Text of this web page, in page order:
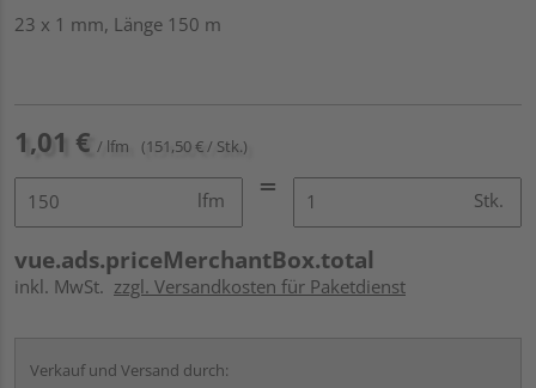
23 x 1 mm, Länge 150 m
1,01 € / lfm (151,50 € / Stk.)
lfm Stk.
vue.ads.priceMerchantBox.total
inkl. MwSt. zzgl. Versandkosten für Paketdienst
Verkauf und Versand durch: